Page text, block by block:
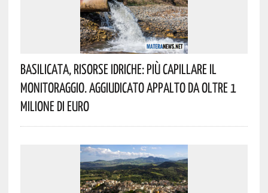
Basilicata, Risorse Idriche: Più Capillare Il
Monitoraggio. Aggiudicato Appalto Da Oltre 1
Milione Di Euro